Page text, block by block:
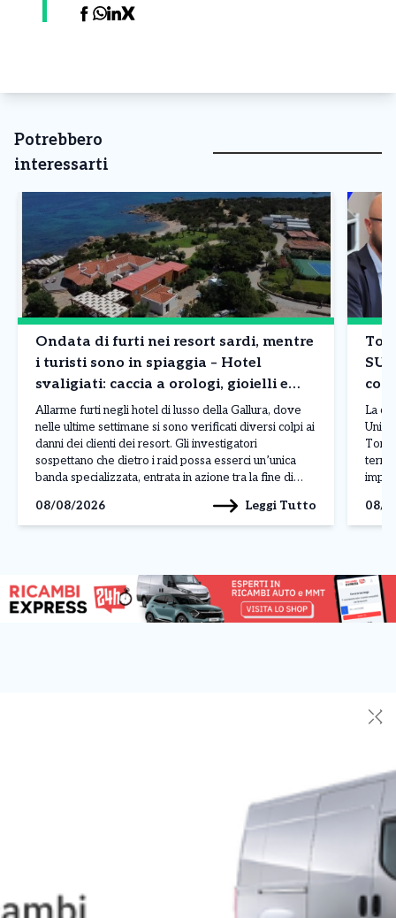
Potrebbero
interessarti
Ondata di furti nei resort sardi, mentre
i turisti sono in spiaggia – Hotel
svaligiati: caccia a orologi, gioielli e
borse
Allarme furti negli hotel di lusso della Gallura, dove
nelle ultime settimane si sono verificati diversi colpi ai
danni dei clienti dei resort. Gli investigatori
sospettano che dietro i raid possa esserci un’unica
banda specializzata, entrata in azione tra la fine di
della costa sarda. L’ultimo […]
08/08/2026 Leggi Tutto
La
08/
✕